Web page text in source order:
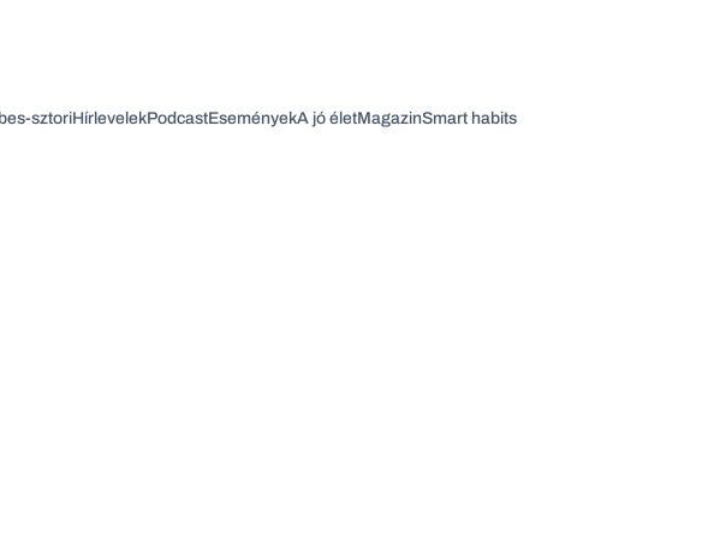
sztoriHírlevelekPodcastEseményekA jó életMagazinSmart habits